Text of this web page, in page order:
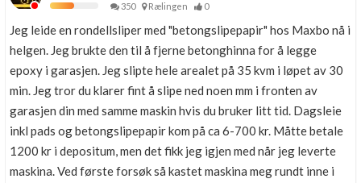
350
Rælingen 0
Jeg leide en rondellsliper med "betongslipepapir" hos Maxbo nå i
helgen. Jeg brukte den til å fjerne betonghinna for å legge
epoxy i garasjen. Jeg slipte hele arealet på 35 kvm i løpet av 30
min. Jeg tror du klarer fint å slipe ned noen mm i fronten av
garasjen din med samme maskin hvis du bruker litt tid. Dagsleie
inkl pads og betongslipepapir kom på ca 6-700 kr. Måtte betale
1200 kr i depositum, men det fikk jeg igjen med når jeg leverte
maskina. Ved første forsøk så kastet maskina meg rundt inne i